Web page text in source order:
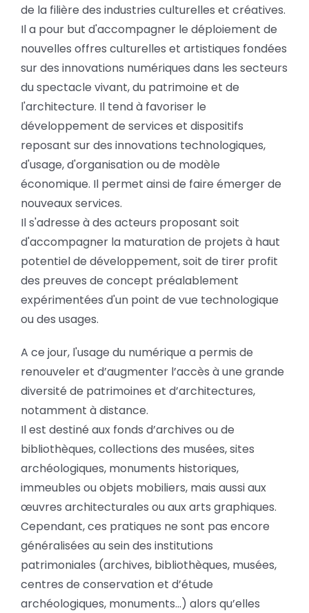
de la filière des industries culturelles et créatives.
Il a pour but d'accompagner le déploiement de
nouvelles offres culturelles et artistiques fondées
sur des innovations numériques dans les secteurs
du spectacle vivant, du patrimoine et de
l'architecture. Il tend à favoriser le
développement de services et dispositifs
reposant sur des innovations technologiques,
d'usage, d'organisation ou de modèle
économique. Il permet ainsi de faire émerger de
nouveaux services.
Il s'adresse à des acteurs proposant soit
d'accompagner la maturation de projets à haut
potentiel de développement, soit de tirer profit
des preuves de concept préalablement
expérimentées d'un point de vue technologique
ou des usages.
A ce jour, l'usage du numérique a permis de
renouveler et d’augmenter l’accès à une grande
diversité de patrimoines et d’architectures,
notamment à distance.
Il est destiné aux fonds d’archives ou de
bibliothèques, collections des musées, sites
archéologiques, monuments historiques,
immeubles ou objets mobiliers, mais aussi aux
œuvres architecturales ou aux arts graphiques.
Cependant, ces pratiques ne sont pas encore
généralisées au sein des institutions
patrimoniales (archives, bibliothèques, musées,
centres de conservation et d’étude
archéologiques, monuments…) alors qu’elles